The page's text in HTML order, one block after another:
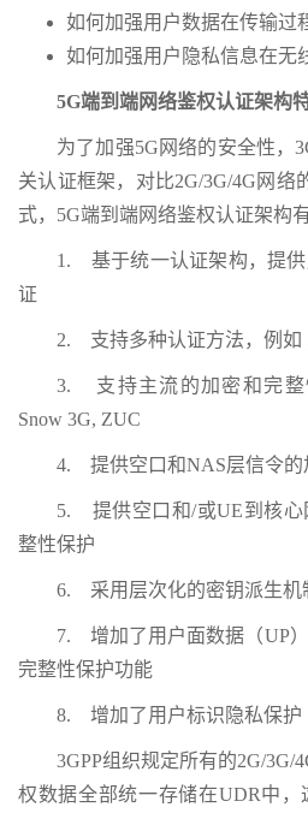
如何加强用户数据在传输过
如何加强用户隐私信息在无
5G端到端网络鉴权认证架构
为了加强5G网络的安全性，
关认证框架，对比2G/3G/4G网络
式，5G端到端网络鉴权认证架构
1. 基于统一认证架构，提供
证
2. 支持多种认证方法，例如
3. 支持主流的加密和完整
Snow 3G, ZUC
4. 提供空口和NAS层信令的
5. 提供空口和/或UE到核心
整性保护
6. 采用层次化的密钥派生机
7. 增加了用户面数据（UP
完整性保护功能
8. 增加了用户标识隐私保护
3GPP组织规定所有的2G/3G/
权数据全部统一存储在UDR中